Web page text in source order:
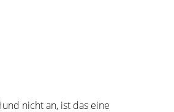
nicht an, ist das eine